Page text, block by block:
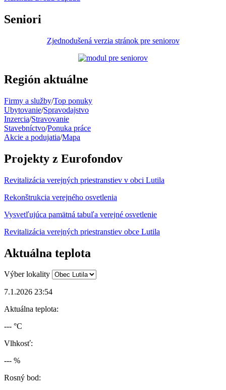
Seniori
Zjednodušená verzia stránok pre seniorov
Región aktuálne
Firmy a služby/Top ponuky
Ubytovanie/Spravodajstvo
Inzercia/Stravovanie
Stavebníctvo/Ponuka práce
Akcie a podujatia/Mapa
Projekty z Eurofondov
Revitalizácia verejných priestranstiev v obci Lutila
Rekonštrukcia verejného osvetlenia
Vysvetľujúca pamätná tabuľa verejné osvetlenie
Revitalizácia verejných priestranstiev obce Lutila
Aktuálna teplota
Výber lokality
7.1.2026 23:54
Aktuálna teplota:
--- °C
Vlhkosť:
--- %
Rosný bod: